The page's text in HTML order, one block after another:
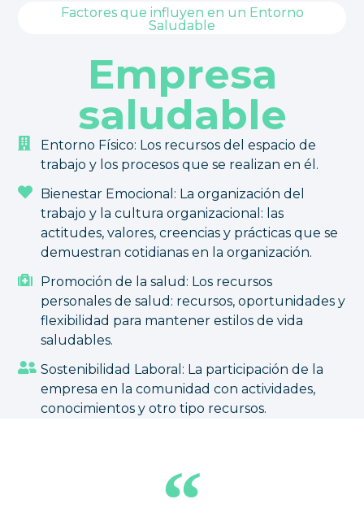
Factores que influyen en un Entorno
Saludable
Empresa
saludable
Entorno Físico: Los recursos del espacio de
trabajo y los procesos que se realizan en él.
Bienestar Emocional: La organización del
trabajo y la cultura organizacional: las
actitudes, valores, creencias y prácticas que se
demuestran cotidianas en la organización.
Promoción de la salud: Los recursos
personales de salud: recursos, oportunidades y
flexibilidad para mantener estilos de vida
saludables.
Sostenibilidad Laboral: La participación de la
empresa en la comunidad con actividades,
conocimientos y otro tipo recursos.